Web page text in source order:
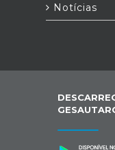
Notícias